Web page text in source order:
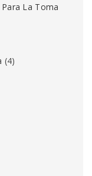
La Toma
(4)